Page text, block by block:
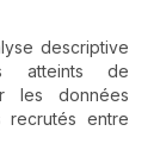
descriptive
atteints de
les données
recrutés entre